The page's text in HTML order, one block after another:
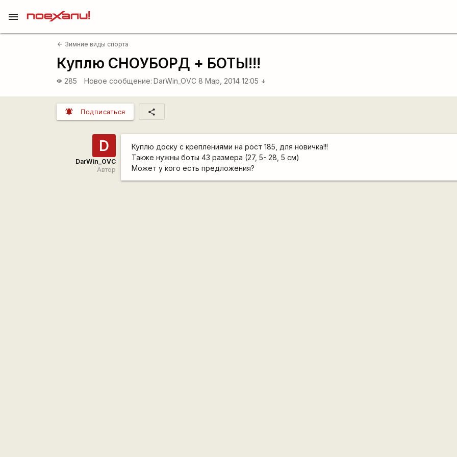
menu
arrow_back Зимние виды спорта
Куплю СНОУБОРД + БОТЫ!!!
visibility 285 Новое сообщение: DarWin_OVC 8 Мар, 2014 12:05 arrow_downward
notifications_active Подписаться share
D
DarWin_OVC
Автор
Куплю доску с креплениями на рост 185, для новичка!!!
Также нужны боты 43 размера (27, 5- 28, 5 см)
Может у кого есть предложения?